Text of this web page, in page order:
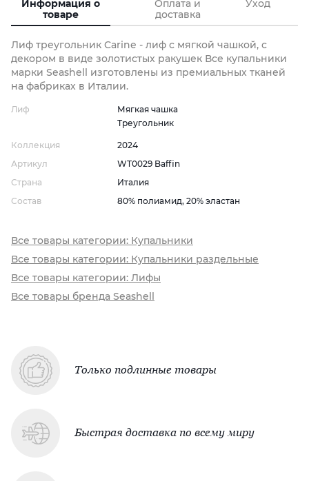
Информация о
товаре
Оплата и
доставка
Уход
Лиф треугольник Carine - лиф с мягкой чашкой, с
декором в виде золотистых ракушек Все купальники
марки Seashell изготовлены из премиальных тканей
на фабриках в Италии.
Лиф
Мягкая чашка
Треугольник
Коллекция
2024
Артикул
WT0029 Baffin
Страна
Италия
Состав
80% полиамид, 20% эластан
Все товары категории: Купальники
Все товары категории: Купальники раздельные
Все товары категории: Лифы
Все товары бренда Seashell
Только подлинные товары
Быстрая доставка по всему миру